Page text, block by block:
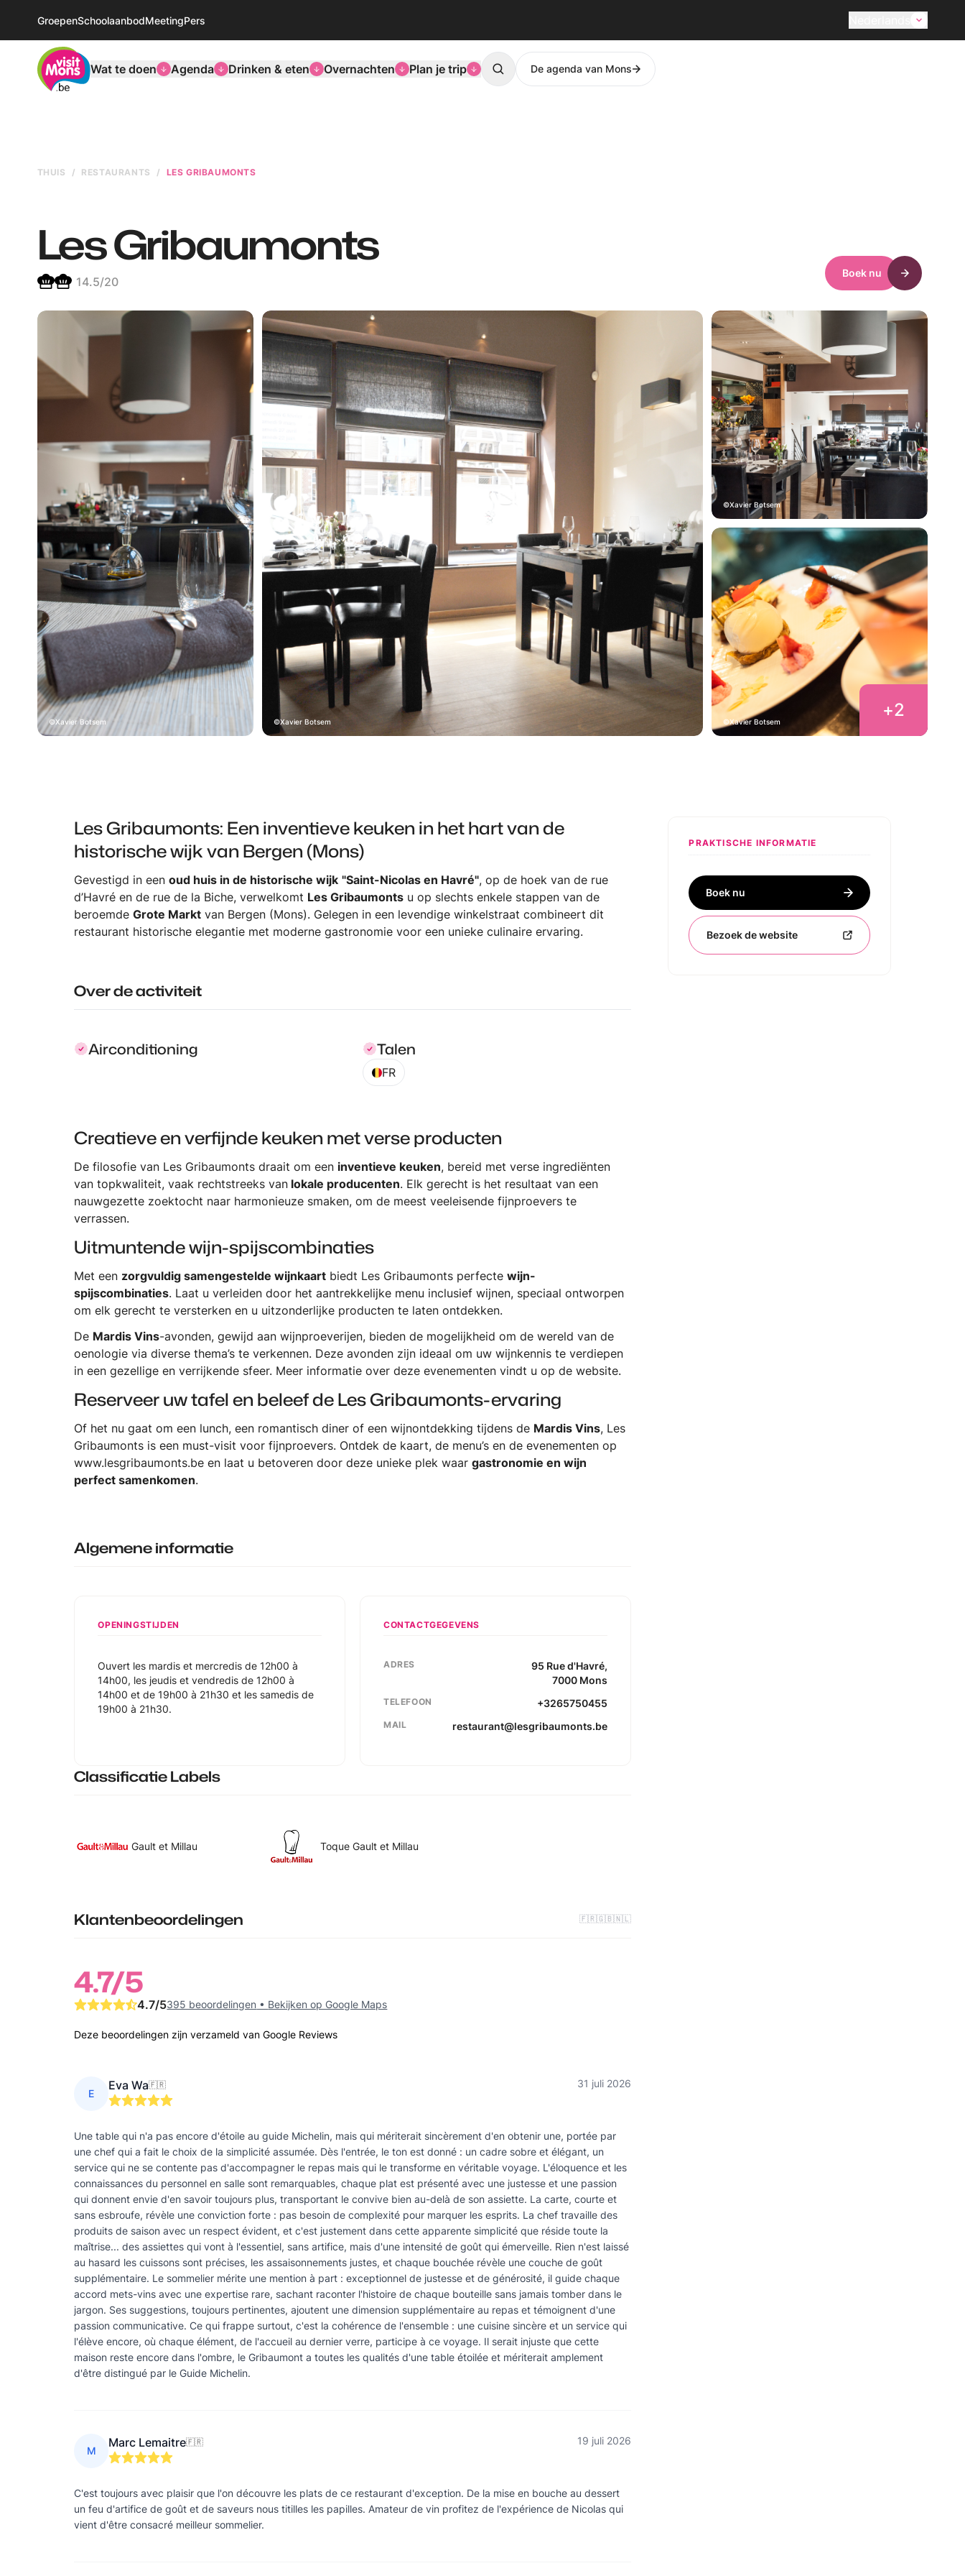
GroepenSchoolaanbodMeetingPers
VisitMons Logo
Wat te doen
Agenda Drinken & eten Overnachten Plan je trip Search De agenda van Mons
THUIS RESTAURANTS LES GRIBAUMONTS
Les Gribaumonts
14.5/20
Boek nu
Xavier Botsem Xavier Botsem
Xavier Botsem
Xavier Botsem
+2
Les Gribaumonts: Een inventieve keuken in het hart van de
historische wijk van Bergen (Mons)
Gevestigd in eenoud huis in de historische wijk "Saint-Nicolas en Havré", op de hoek van de rue
d’Havré en de rue de la Biche, verwelkomt Les Gribaumonts u op slechts enkele stappen van de
beroemdeGrote Markt van Bergen (Mons). Gelegen in een levendige winkelstraat combineert dit
restaurant historische elegantie met moderne gastronomie voor een unieke culinaire ervaring.
Over de activiteit
Airconditioning Talen
FR
Creatieve en verfijnde keuken met verse producten
De filosofie van Les Gribaumonts draait om een inventieve keuken, bereid met verse ingrediënten
van topkwaliteit, vaak rechtstreeks van lokale producenten. Elk gerecht is het resultaat van een
nauwgezette zoektocht naar harmonieuze smaken, om de meest veeleisende fijnproevers te
verrassen.
Uitmuntende wijn-spijscombinaties
Met een zorgvuldig samengestelde wijnkaart biedt Les Gribaumonts perfectewijn-
spijscombinaties. Laat u verleiden door het aantrekkelijke menu inclusief wijnen, speciaal ontworpen
om elk gerecht te versterken en u uitzonderlijke producten te laten ontdekken.
De Mardis Vins-avonden, gewijd aan wijnproeverijen, bieden de mogelijkheid om de wereld van de
oenologie via diverse thema’s te verkennen. Deze avonden zijn ideaal om uw wijnkennis te verdiepen
in een gezellige en verrijkende sfeer. Meer informatie over deze evenementen vindt uop de website.
Reserveer uw tafel en beleef de Les Gribaumonts-ervaring
Of het nu gaat om een lunch, een romantisch diner of een wijnontdekking tijdens de Mardis Vins, Les
Gribaumonts is een must-visit voor fijnproevers. Ontdek de kaart, de menu’s en de evenementen op
www.lesgribaumonts.be en laat u betoveren door deze unieke plek waargastronomie en wijn
perfect samenkomen.
Algemene informatie
OPENINGSTIJDEN
Ouvert les mardis et mercredis de 12h00 à
14h00, les jeudis et vendredis de 12h00 à
14h00 et de 19h00 à 21h30 et les samedis de
19h00 à 21h30.
CONTACTGEGEVENS
ADRES 95 Rue d'Havré,
7000 Mons
TELEFOON +3265750455
MAIL restaurant@lesgribaumonts.be
Classificatie Labels
Gault et Millau Toque Gault et Millau
Klantenbeoordelingen 🇫🇷🇬🇧🇳🇱
4.7/5
4.7/5395 beoordelingen • Bekijken op Google Maps
Deze beoordelingen zijn verzameld van Google Reviews
E
Eva Wa🇫🇷 31 juli 2026
Une table qui n'a pas encore d'étoile au guide Michelin, mais qui mériterait sincèrement d'en obtenir une, portée par
une chef qui a fait le choix de la simplicité assumée. Dès l'entrée, le ton est donné : un cadre sobre et élégant, un
service qui ne se contente pas d'accompagner le repas mais qui le transforme en véritable voyage. L'éloquence et les
connaissances du personnel en salle sont remarquables, chaque plat est présenté avec une justesse et une passion
qui donnent envie d'en savoir toujours plus, transportant le convive bien au-delà de son assiette. La carte, courte et
sans esbroufe, révèle une conviction forte : pas besoin de complexité pour marquer les esprits. La chef travaille des
produits de saison avec un respect évident, et c'est justement dans cette apparente simplicité que réside toute la
maîtrise... des assiettes qui vont à l'essentiel, sans artifice, mais d'une intensité de goût qui émerveille. Rien n'est laissé
au hasard les cuissons sont précises, les assaisonnements justes, et chaque bouchée révèle une couche de goût
supplémentaire. Le sommelier mérite une mention à part : exceptionnel de justesse et de générosité, il guide chaque
accord mets-vins avec une expertise rare, sachant raconter l'histoire de chaque bouteille sans jamais tomber dans le
jargon. Ses suggestions, toujours pertinentes, ajoutent une dimension supplémentaire au repas et témoignent d'une
passion communicative. Ce qui frappe surtout, c'est la cohérence de l'ensemble : une cuisine sincère et un service qui
l'élève encore, où chaque élément, de l'accueil au dernier verre, participe à ce voyage. Il serait injuste que cette
maison reste encore dans l'ombre, le Gribaumont a toutes les qualités d'une table étoilée et mériterait amplement
d'être distingué par le Guide Michelin.
M
Marc Lemaitre🇫🇷 19 juli 2026
C'est toujours avec plaisir que l'on découvre les plats de ce restaurant d'exception. De la mise en bouche au dessert
un feu d'artifice de goût et de saveurs nous titilles les papilles. Amateur de vin profitez de l'expérience de Nicolas qui
vient d'être consacré meilleur sommelier.
PRAKTISCHE INFORMATIE
Boek nu
Bezoek de website